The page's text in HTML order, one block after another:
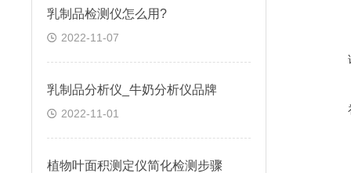
乳制品检测仪怎么用?
2022-11-07
乳制品分析仪_牛奶分析仪品牌
2022-11-01
植物叶面积测定仪简化检测步骤